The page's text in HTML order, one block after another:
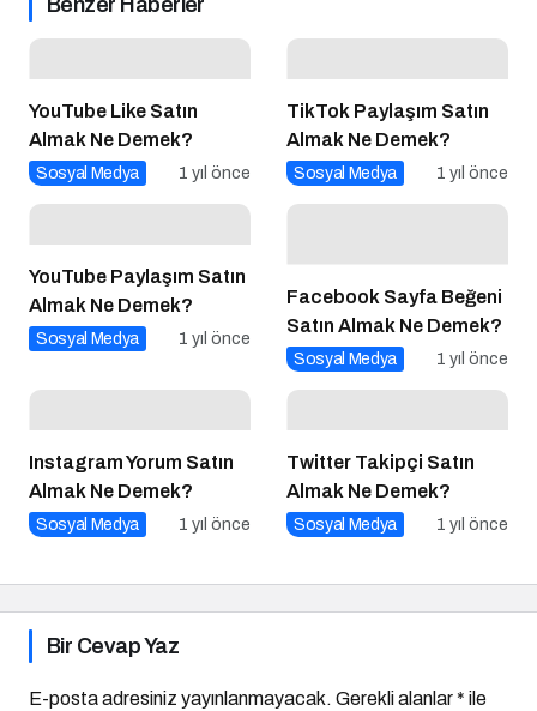
YouTube Like Satın
Almak Ne Demek?
Sosyal Medya 1 yıl önce
TikTok Paylaşım Satın
Almak Ne Demek?
Sosyal Medya 1 yıl önce
YouTube Paylaşım Satın
Almak Ne Demek?
Sosyal Medya 1 yıl önce
Facebook Sayfa Beğeni
Satın Almak Ne Demek?
Sosyal Medya 1 yıl önce
Instagram Yorum Satın
Almak Ne Demek?
Sosyal Medya 1 yıl önce
Twitter Takipçi Satın
Almak Ne Demek?
Sosyal Medya 1 yıl önce
Bir Cevap Yaz
E-posta adresiniz yayınlanmayacak. Gerekli alanlar* ile